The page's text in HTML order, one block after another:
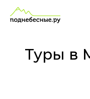
Туры
Марокко
Туры в